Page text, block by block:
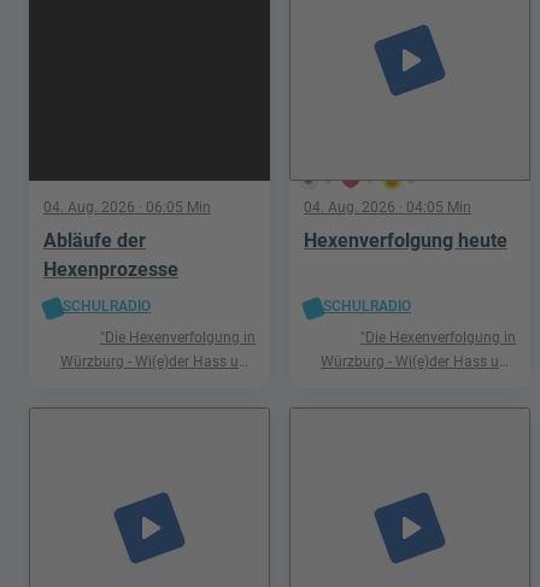
04. Aug. 2026 · 06:05 Min
Abläufe der
Hexenprozesse
SCHULRADIO
"Die Hexenverfolgung in
Würzburg - Wi(e)der Hass und
5 1 0
play_arrow
04. Aug. 2026 · 04:05 Min
Hexenverfolgung heute
SCHULRADIO
"Die Hexenverfolgung in
Würzburg - Wi(e)der Hass und
play_arrow play_arrow